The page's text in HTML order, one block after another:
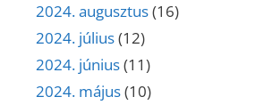
2024. augusztus(16)
2024. július(12)
2024. június(11)
2024. május(10)